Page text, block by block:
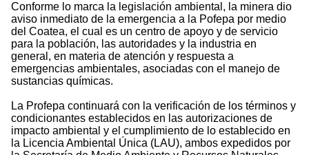
Conforme lo marca la legislación ambiental, la minera dio
aviso inmediato de la emergencia a la Pofepa por medio
del Coatea, el cual es un centro de apoyo y de servicio
para la población, las autoridades y la industria en
general, en materia de atención y respuesta a
emergencias ambientales, asociadas con el manejo de
sustancias químicas.
La Profepa continuará con la verificación de los términos y
condicionantes establecidos en las autorizaciones de
impacto ambiental y el cumplimiento de lo establecido en
la Licencia Ambiental Única (LAU), ambos expedidos por